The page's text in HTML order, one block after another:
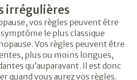
irrégulières
vos règles peuvent être
le plus classique
Vos règles peuvent être
plus ou moins longues,
qu’auparavant. Il est donc
quand vous aurez vos règles.